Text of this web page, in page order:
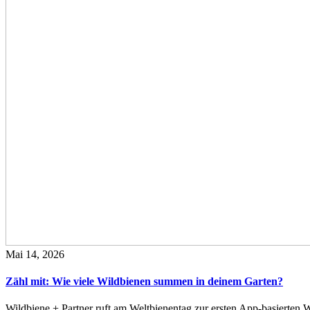
Mai 14, 2026
Zähl mit: Wie viele Wildbienen summen in deinem Garten?